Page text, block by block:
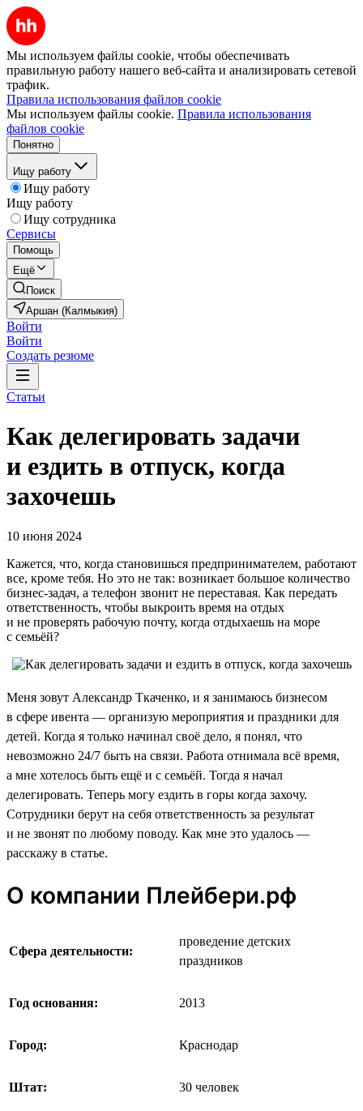
Мы используем файлы cookie, чтобы обеспечивать
правильную работу нашего веб-сайта и анализировать сетевой
трафик.
Правила использования файлов cookie
Мы используем файлы cookie. Правила использования
файлов cookie
Понятно
Ищу работу
Ищу работу
Ищу работу
Ищу сотрудника
Сервисы
Помощь
Ещё
Поиск
Аршан (Калмыкия)
Войти
Войти
Создать резюме
Статьи
Как делегировать задачи
и ездить в отпуск, когда
захочешь
10 июня 2024
Кажется, что, когда становишься предпринимателем, работают
все, кроме тебя. Но это не так: возникает большое количество
бизнес-задач, а телефон звонит не переставая. Как передать
ответственность, чтобы выкроить время на отдых
и не проверять рабочую почту, когда отдыхаешь на море
с семьёй?
Меня зовут Александр Ткаченко, и я занимаюсь бизнесом
в сфере ивента — организую мероприятия и праздники для
детей. Когда я только начинал своё дело, я понял, что
невозможно 24/7 быть на связи. Работа отнимала всё время,
а мне хотелось быть ещё и с семьёй. Тогда я начал
делегировать. Теперь могу ездить в горы когда захочу.
Сотрудники берут на себя ответственность за результат
и не звонят по любому поводу. Как мне это удалось —
расскажу в статье.
О компании Плейбери.рф
Сфера деятельности:
проведение детских
праздников
Год основания: 2013
Город: Краснодар
Штат: 30 человек